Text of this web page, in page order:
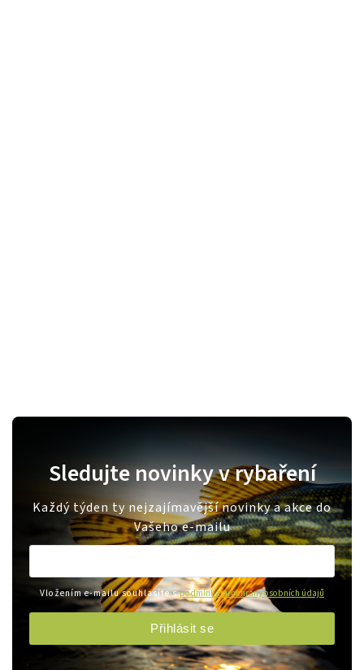
Sledujte novinky v rybaření
Každý týden ty nejzajímavější novinky a akce do
Vašeho e-mailu
Vložením e-mailu souhlasíte spodmínkami ochrany osobních údajů
Přihlásit se